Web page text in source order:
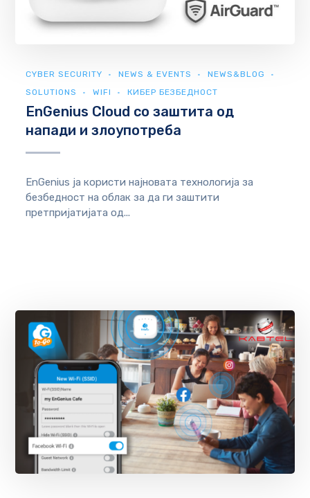
CYBER SECURITY NEWS & EVENTS
NEWS&BLOG
SOLUTIONS
WIFI КИБЕР БЕЗБЕДНОСТ
EnGenius Cloud со заштита од
напади и злоупотреба
EnGenius ја користи најновата технологија за
безбедност на облак за да ги заштити
претпријатијата од...